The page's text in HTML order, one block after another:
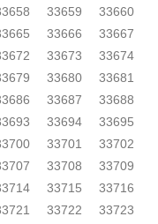
33659
33660
33666
33667
33673
33674
33680
33681
33687
33688
33694
33695
33701
33702
33708
33709
33715
33716
33722
33723